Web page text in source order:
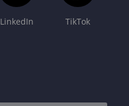
LinkedIn TikTok